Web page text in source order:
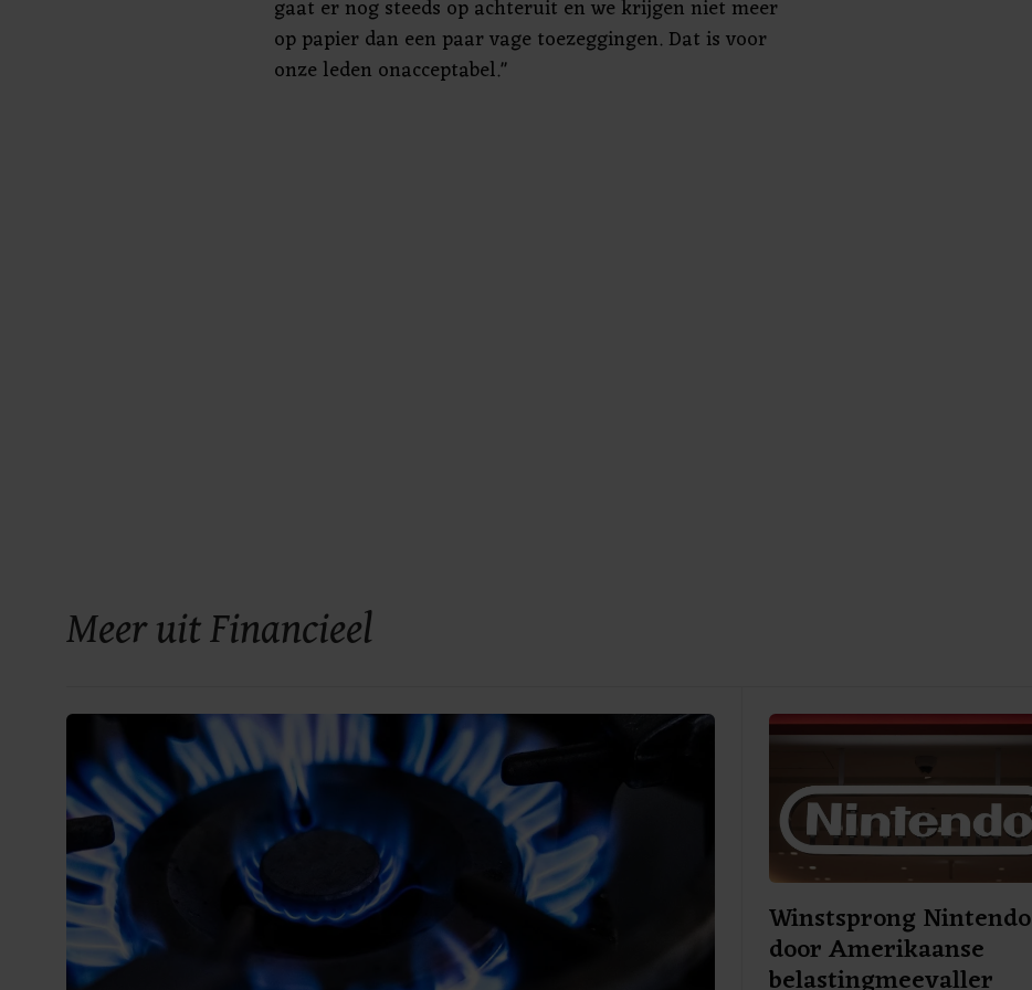
gaat er nog steeds op achteruit en we krijgen niet meer
op papier dan een paar vage toezeggingen. Dat is voor
onze leden onacceptabel."
Meer uit Financieel
Winstsprong Nintendo
door Amerikaanse